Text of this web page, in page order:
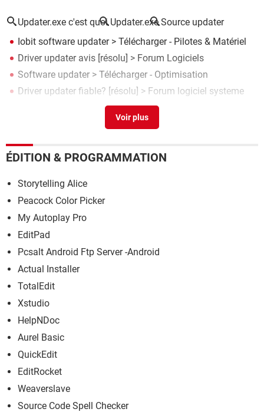
Updater.exe c'est quoi Updater.exe Source updater
Iobit software updater> Télécharger - Pilotes & Matériel
Driver updater avis [résolu] > Forum Logiciels
Software updater > Télécharger - Optimisation
Driver updater fiable? [résolu] > Forum logiciel systeme
> Télécharger - Divers Utilitaires
ÉDITION & PROGRAMMATION
Storytelling Alice
Peacock Color Picker
My Autoplay Pro
EditPad
Pcsalt Android Ftp Server -Android
Actual Installer
TotalEdit
Xstudio
HelpNDoc
Aurel Basic
QuickEdit
EditRocket
Weaverslave
Source Code Spell Checker